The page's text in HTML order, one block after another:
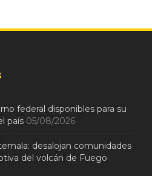
federal disponibles para su
país 05/08/2026
desalojan comunidades
del volcán de Fuego